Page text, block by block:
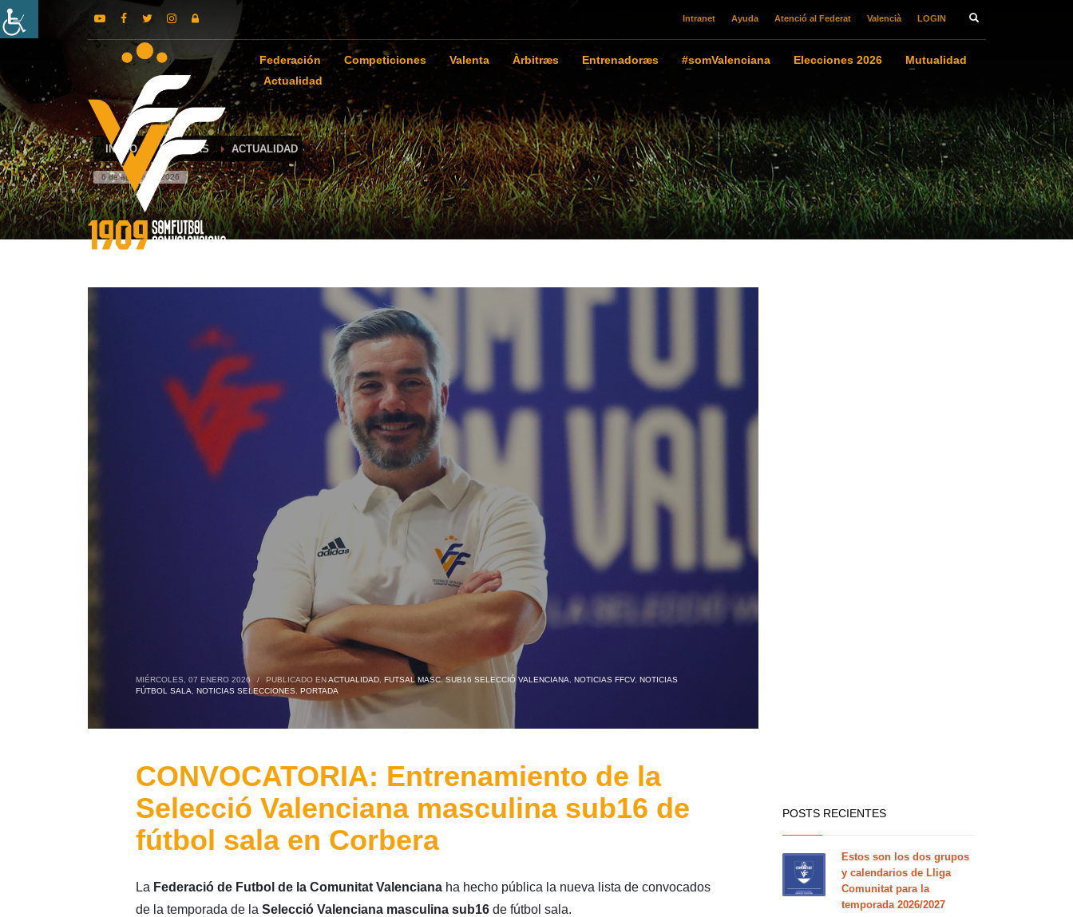
Intranet Ayuda Atenció al Federat Valencià LOGIN
Federación Competiciones Valenta Àrbitræs Entrenadoræs #somValenciana Elecciones 2026
Mutualidad
Actualidad
INICIO NOTICIAS ACTUALIDAD
6 de agosto de 2026
MIÉRCOLES, 07 ENERO 2026 / PUBLICADO ENACTUALIDAD, FUTSAL MASC. SUB16 SELECCIÓ VALENCIANA NOTICIAS FFCV, NOTICIAS
FÚTBOL SALA
NOTICIAS SELECCIONES, PORTADA
CONVOCATORIA: Entrenamiento de la
Selecció Valenciana masculina sub16 de
fútbol sala en Corbera
La Federació de Futbol de la Comunitat Valenciana ha hecho pública la nueva lista de convocados
de la temporada de la Selecció Valenciana masculina sub16de fútbol sala.
POSTS RECIENTES
Estos son los dos grupos
y calendarios de Lliga
Comunitat para la
temporada 2026/2027